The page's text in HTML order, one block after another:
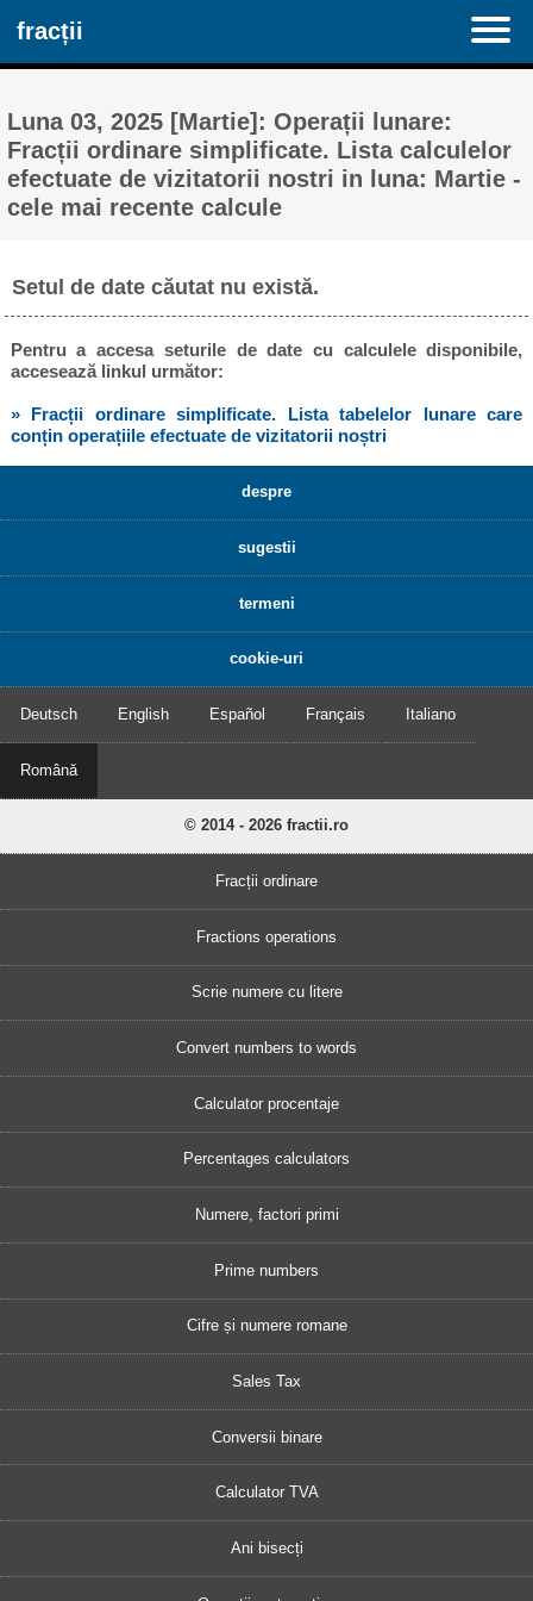
fracții
Luna 03, 2025 [Martie]: Operații lunare:
Fracții ordinare simplificate. Lista calculelor
efectuate de vizitatorii nostri in luna: Martie -
cele mai recente calcule
Setul de date căutat nu există.
Pentru a accesa seturile de date cu calculele disponibile,
accesează linkul următor:
» Fracții ordinare simplificate. Lista tabelelor lunare care
conțin operațiile efectuate de vizitatorii noștri
despre
sugestii
termeni
cookie-uri
Deutsch English Español Français Italiano
Română
© 2014 - 2026 fractii.ro
Fracții ordinare
Fractions operations
Scrie numere cu litere
Convert numbers to words
Calculator procentaje
Percentages calculators
Numere, factori primi
Prime numbers
Cifre și numere romane
Sales Tax
Conversii binare
Calculator TVA
Ani bisecți